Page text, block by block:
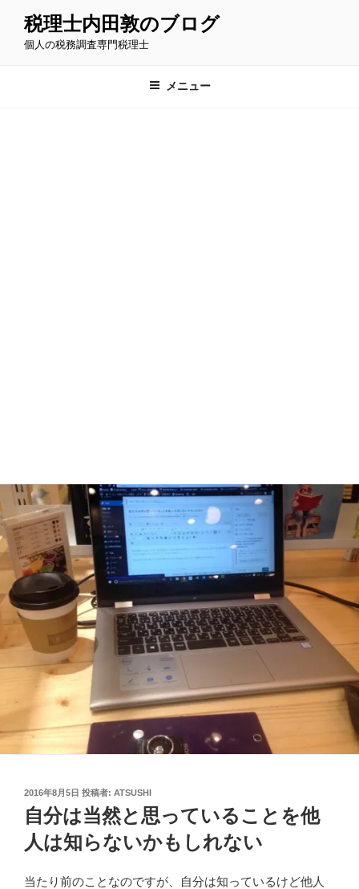
税理士内田敦のブログ
個人の税務調査専門税理士
メニュー
投
稿
日:
2016年8月5日 投稿者: ATSUSHI
自分は当然と思っていることを他
人は知らないかもしれない
当たり前のことなのですが、自分は知っているけど他人